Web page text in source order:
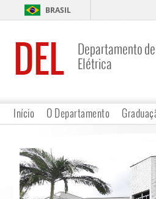
BRASIL
DEL
Departamento
Elétrica
Início O Departamento